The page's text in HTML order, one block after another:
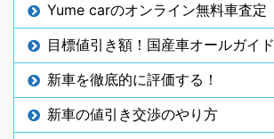
Yume carのオンライン無料車査定
目標値引き額！国産車オールガイド
新車を徹底的に評価する！
新車の値引き交渉のやり方